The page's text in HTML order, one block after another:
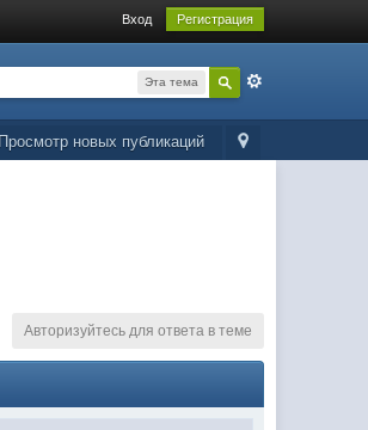
Вход Регистрация
Эта тема
Просмотр новых публикаций
Авторизуйтесь для ответа в теме